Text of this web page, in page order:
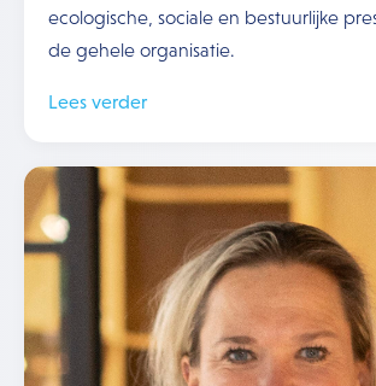
ecologische, sociale en bestuurlijke
de gehele organisatie.
Lees verder